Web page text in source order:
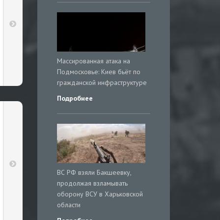
Массированная атака на
Подмосковье: Киев бьёт по
гражданской инфраструктуре
Подробнее
ВС РФ взяли Бакшеевку,
продолжая взламывать
оборону ВСУ в Харьковской
области